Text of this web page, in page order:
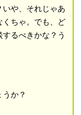
いや、それじゃあ
くちゃ。でも、ど
るべきかな？う
か？